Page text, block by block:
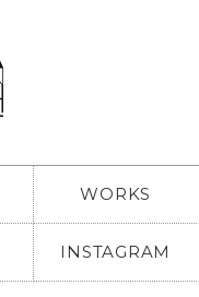
WORKS
INSTAGRAM